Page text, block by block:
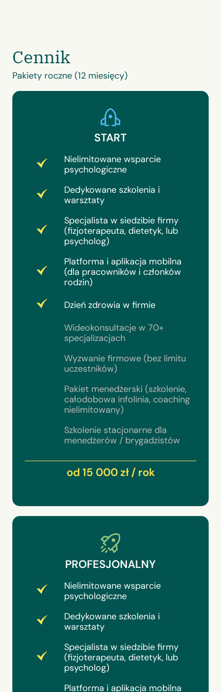
Cennik
Pakiety roczne (12 miesięcy)
START
Nielimitowane wsparcie
psychologiczne
Dedykowane szkolenia i
warsztaty
Specjalista w siedzibie firmy
(fizjoterapeuta, dietetyk, lub
psycholog)
Platforma i aplikacja mobilna
(dla pracowników i członków
rodzin)
Dzień zdrowia w firmie
Wideokonsultacje w 70+
specjalizacjach
Wyzwanie firmowe (bez limitu
uczestników)
Pakiet menedżerski (szkolenie,
całodobowa infolinia, coaching
nielimitowany)
Szkolenie stacjonarne dla
menedżerów / brygadzistów
od 15 000 zł / rok
PROFESJONALNY
Nielimitowane wsparcie
psychologiczne
Dedykowane szkolenia i
warsztaty
Specjalista w siedzibie firmy
(fizjoterapeuta, dietetyk, lub
psycholog)
Platforma i aplikacja mobilna